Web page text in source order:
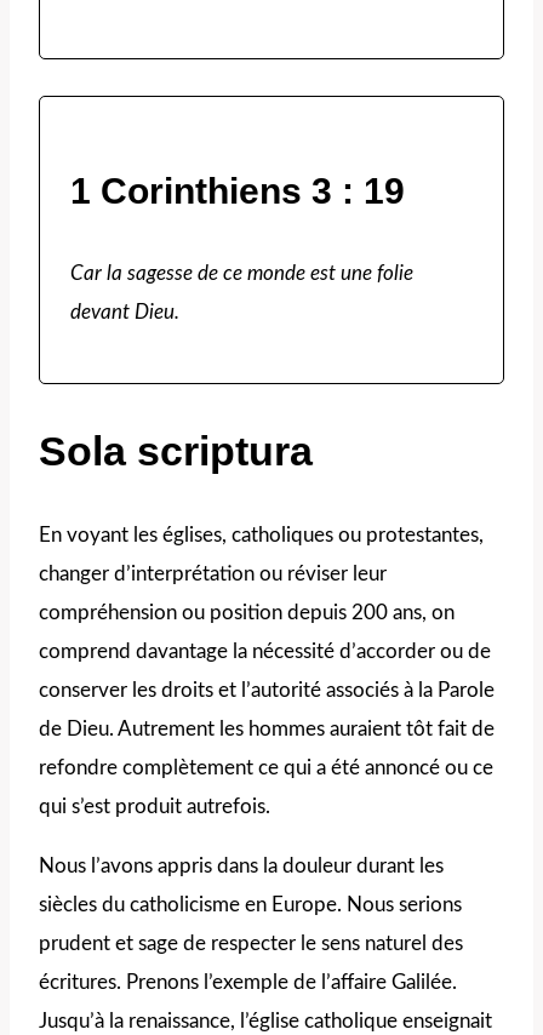
1 Corinthiens 3 : 19
Car la sagesse de ce monde est une folie
devant Dieu.
Sola scriptura
En voyant les églises, catholiques ou protestantes,
changer d’interprétation ou réviser leur
compréhension ou position depuis 200 ans, on
comprend davantage la nécessité d’accorder ou de
conserver les droits et l’autorité associés à la Parole
de Dieu. Autrement les hommes auraient tôt fait de
refondre complètement ce qui a été annoncé ou ce
qui s’est produit autrefois.
Nous l’avons appris dans la douleur durant les
siècles du catholicisme en Europe. Nous serions
prudent et sage de respecter le sens naturel des
écritures. Prenons l’exemple de l’affaire Galilée.
Jusqu’à la renaissance, l’église catholique enseignait